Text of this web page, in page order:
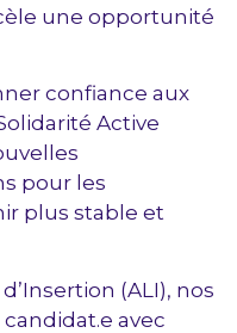
une opportunité
confiance aux
Active
pour les
plus stable et
(ALI), nos
avec